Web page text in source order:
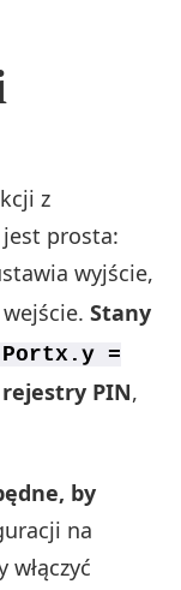
z
prosta:
wyjście,
Stany
Portx.y =
PIN,
by
na
włączyć